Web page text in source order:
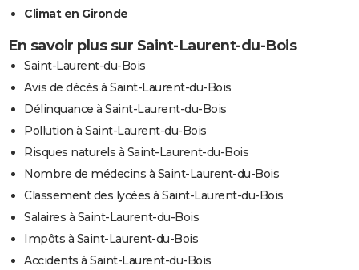
Climat en Gironde
En savoir plus sur Saint-Laurent-du-Bois
Saint-Laurent-du-Bois
Avis de décès à Saint-Laurent-du-Bois
Délinquance à Saint-Laurent-du-Bois
Pollution à Saint-Laurent-du-Bois
Risques naturels à Saint-Laurent-du-Bois
Nombre de médecins à Saint-Laurent-du-Bois
Classement des lycées à Saint-Laurent-du-Bois
Salaires à Saint-Laurent-du-Bois
Impôts à Saint-Laurent-du-Bois
Accidents à Saint-Laurent-du-Bois